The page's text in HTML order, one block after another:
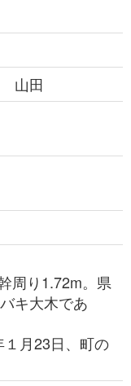
山田
周り1.72m。県
キ大木であ
月23日、町の